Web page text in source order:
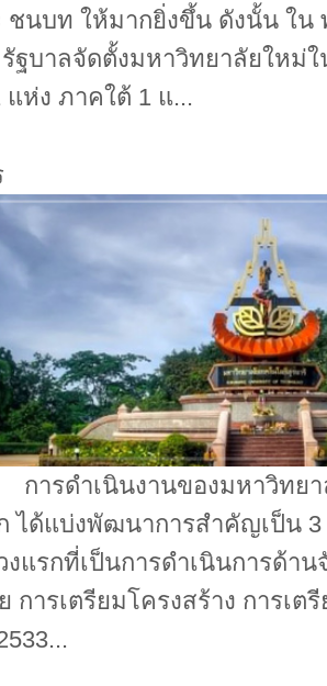
นบท ให้มากยิ่งขึ้น ดังนั้น ใน
รัฐบาลจัดตั้งมหาวิทยาลัยใหม่
ห่ง ภาคใต้ 1 แ...
ารดำเนินงานของมหาวิทยา
ได้แบ่งพัฒนาการสำคัญเป็น 3
งแรกที่เป็นการดำเนินการด้า
การเตรียมโครงสร้าง การเ